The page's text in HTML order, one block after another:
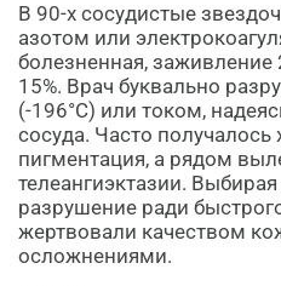
В 90-х сосудистые
азотом или
болезненная, заживление
15%. Врач буквально
(-196°C) или током,
сосуда. Часто получалось
пигментация, а рядом
телеангиэктазии.
разрушение ради
жертвовали качеством
осложнениями.